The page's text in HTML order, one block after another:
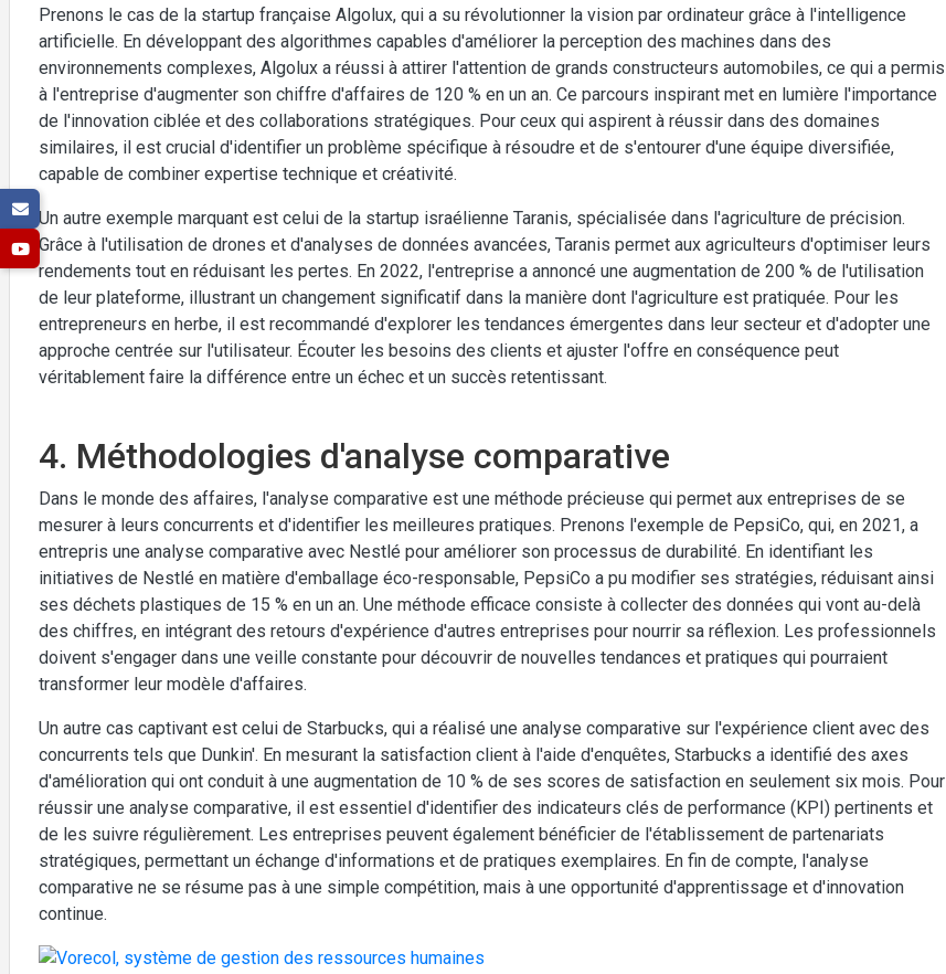
Prenons le cas de la startup française Algolux, qui a su révolutionner la vision par ordinateur grâce à l'intelligence
artificielle. En développant des algorithmes capables d'améliorer la perception des machines dans des
environnements complexes, Algolux a réussi à attirer l'attention de grands constructeurs automobiles, ce qui a permis
à l'entreprise d'augmenter son chiffre d'affaires de 120 % en un an. Ce parcours inspirant met en lumière l'importance
de l'innovation ciblée et des collaborations stratégiques. Pour ceux qui aspirent à réussir dans des domaines
similaires, il est crucial d'identifier un problème spécifique à résoudre et de s'entourer d'une équipe diversifiée,
capable de combiner expertise technique et créativité.
Un autre exemple marquant est celui de la startup israélienne Taranis, spécialisée dans l'agriculture de précision.
Grâce à l'utilisation de drones et d'analyses de données avancées, Taranis permet aux agriculteurs d'optimiser leurs
rendements tout en réduisant les pertes. En 2022, l'entreprise a annoncé une augmentation de 200 % de l'utilisation
de leur plateforme, illustrant un changement significatif dans la manière dont l'agriculture est pratiquée. Pour les
entrepreneurs en herbe, il est recommandé d'explorer les tendances émergentes dans leur secteur et d'adopter une
approche centrée sur l'utilisateur. Écouter les besoins des clients et ajuster l'offre en conséquence peut
véritablement faire la différence entre un échec et un succès retentissant.
4. Méthodologies d'analyse comparative
Dans le monde des affaires, l'analyse comparative est une méthode précieuse qui permet aux entreprises de se
mesurer à leurs concurrents et d'identifier les meilleures pratiques. Prenons l'exemple de PepsiCo, qui, en 2021, a
entrepris une analyse comparative avec Nestlé pour améliorer son processus de durabilité. En identifiant les
initiatives de Nestlé en matière d'emballage éco-responsable, PepsiCo a pu modifier ses stratégies, réduisant ainsi
ses déchets plastiques de 15 % en un an. Une méthode efficace consiste à collecter des données qui vont au-delà
des chiffres, en intégrant des retours d'expérience d'autres entreprises pour nourrir sa réflexion. Les professionnels
doivent s'engager dans une veille constante pour découvrir de nouvelles tendances et pratiques qui pourraient
transformer leur modèle d'affaires.
Un autre cas captivant est celui de Starbucks, qui a réalisé une analyse comparative sur l'expérience client avec des
concurrents tels que Dunkin'. En mesurant la satisfaction client à l'aide d'enquêtes, Starbucks a identifié des axes
d'amélioration qui ont conduit à une augmentation de 10 % de ses scores de satisfaction en seulement six mois. Pour
réussir une analyse comparative, il est essentiel d'identifier des indicateurs clés de performance (KPI) pertinents et
de les suivre régulièrement. Les entreprises peuvent également bénéficier de l'établissement de partenariats
stratégiques, permettant un échange d'informations et de pratiques exemplaires. En fin de compte, l'analyse
comparative ne se résume pas à une simple compétition, mais à une opportunité d'apprentissage et d'innovation
continue.